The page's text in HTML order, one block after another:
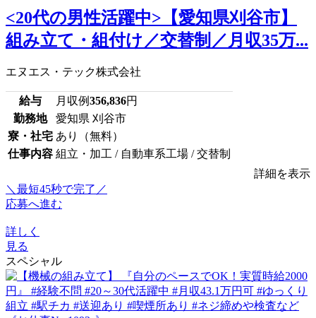
<20代の男性活躍中>【愛知県刈谷市】
組み立て・組付け／交替制／月収35万...
エヌエス・テック株式会社
給与 月収例356,836円
勤務地
愛知県 刈谷市
寮・社宅 あり（無料）
仕事内容 組立・加工 / 自動車系工場 / 交替制
詳細を表示
＼最短45秒で完了／
応募へ進む
詳しく
見る
スペシャル